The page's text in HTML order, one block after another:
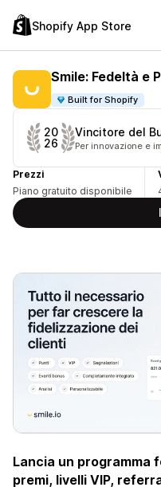
Shopify App Store
Smile: Fedeltà e
Built for Shopify
20
26
Vincitore del
Per innovazione e
Prezzi
Piano gratuito disponibile
Lancia un programma
premi, livelli VIP,